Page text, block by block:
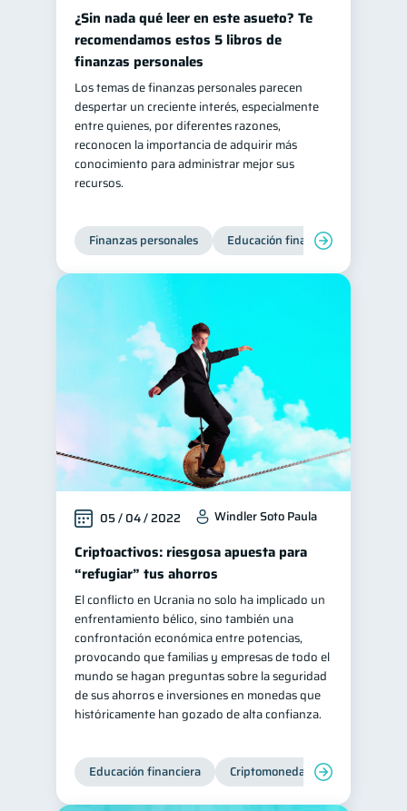
¿Sin nada qué leer en este asueto? Te
recomendamos estos 5 libros de
finanzas personales
Los temas de finanzas personales parecen
despertar un creciente interés, especialmente
entre quienes, por diferentes razones,
reconocen la importancia de adquirir más
conocimiento para administrar mejor sus
recursos.
Finanzas personales Educación financiera
05 / 04 / 2022 Windler Soto Paula
Criptoactivos: riesgosa apuesta para
“refugiar” tus ahorros
El conflicto en Ucrania no solo ha implicado un
enfrentamiento bélico, sino también una
confrontación económica entre potencias,
provocando que familias y empresas de todo el
mundo se hagan preguntas sobre la seguridad
de sus ahorros e inversiones en monedas que
históricamente han gozado de alta confianza.
Educación financiera Criptomonedas